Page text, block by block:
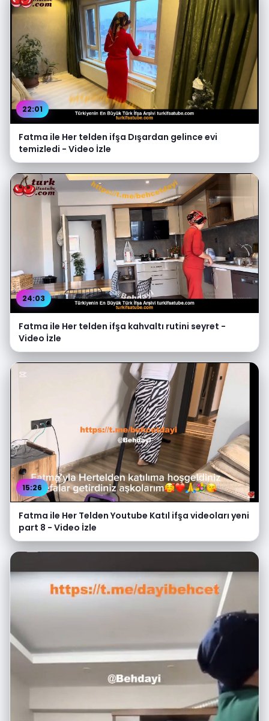
22:01
Fatma ile Her telden ifşa Dışardan gelince evi
temizledi - Video İzle
24:03
Fatma ile Her telden ifşa kahvaltı rutini seyret -
Video İzle
15:26
Fatma ile Her Telden Youtube Katıl ifşa videoları yeni
part 8 - Video İzle